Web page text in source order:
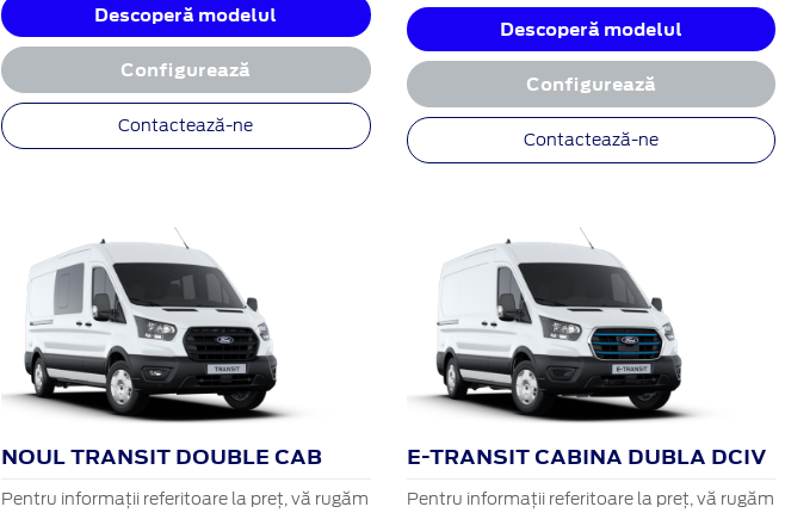
Descoperă modelul
Configurează
Contactează-ne
Descoperă modelul
Configurează
Contactează-ne
NOUL TRANSIT DOUBLE CAB
Pentru informații referitoare la preț, vă rugăm
E-TRANSIT CABINA DUBLA DCIV
Pentru informații referitoare la preț, vă rugăm